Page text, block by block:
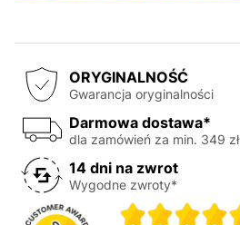
ORYGINALNOŚĆ
Gwarancja oryginalności
Darmowa dostawa*
dla zamówień za min. 349 zł
14 dni na zwrot
Wygodne zwroty*